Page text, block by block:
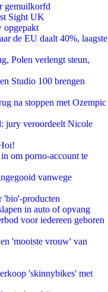
gemuilkorfd
Sight UK
opgepakt
de EU daalt 40%, laagste
Polen verlengt steun,
Studio 100 brengen
na stoppen met Ozempic
jury veroordeelt Nicole
om porno-account te
vanwege
'bio'-producten
in auto of opvang
voor iedereen geboren
'mooiste vrouw' van
'skinnybikes' met